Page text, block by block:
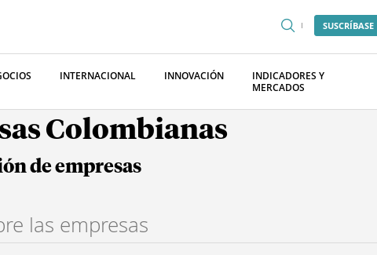
SUSCRÍBASE
INTERNACIONAL INNOVACIÓN
INDICADORES Y
MERCADOS
Colombianas
de empresas